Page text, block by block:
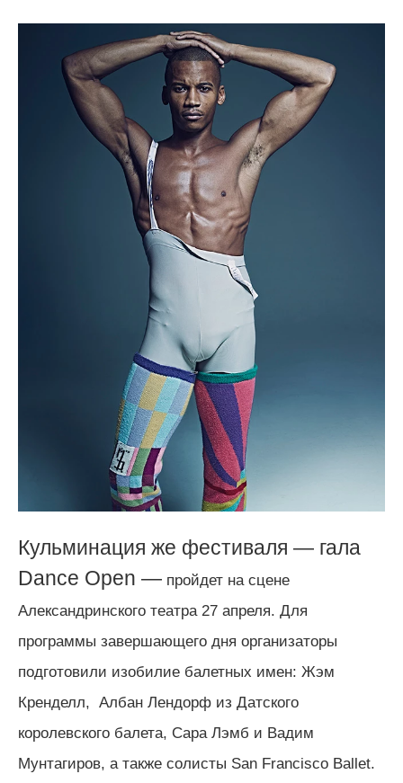
Кульминация же фестиваля — гала
Dance Open — пройдет на сцене
Александринского театра 27 апреля. Для
программы завершающего дня организаторы
подготовили изобилие балетных имен: Жэм
Кренделл, Албан Лендорф из Датского
королевского балета, Сара Лэмб и Вадим
Мунтагиров, а также солисты San Francisco Ballet.